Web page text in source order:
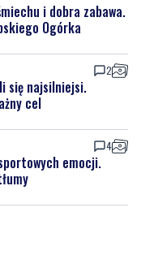
i dobra zabawa.
Ogórka
2
się najsilniejsi.
cel
4
emocji.